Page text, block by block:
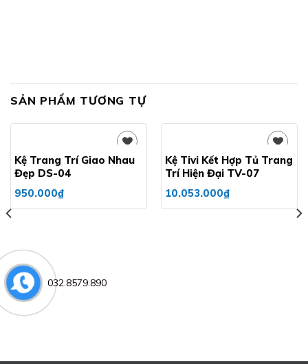
SẢN PHẨM TƯƠNG TỰ
Kệ Trang Trí Giao Nhau
Đẹp DS-04
950.000₫
Kệ Tivi Kết Hợp Tủ Trang
Trí Hiện Đại TV-07
10.053.000₫
032.8579.890